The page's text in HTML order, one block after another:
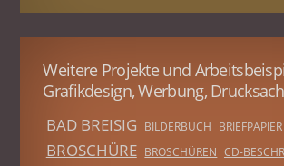
Weitere Projekte und
Grafikdesign, Werbung,
BAD BREISIG BILDERBUCH BRIEFPAPIER
BROSCHÜRE BROSCHÜREN CD-